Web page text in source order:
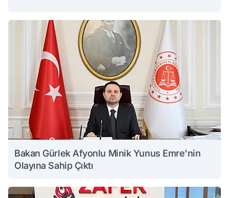
Bakan Gürlek Afyonlu Minik Yunus Emre'nin
Olayına Sahip Çıktı